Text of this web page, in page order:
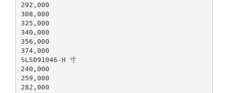
292,000
308,000
325,000
340,000
356,000
374,000
SLS091046-H 寸
240,000
259,000
282,000